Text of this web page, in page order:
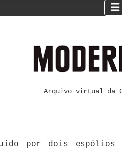
Arquivo virtual da
por dois espólios